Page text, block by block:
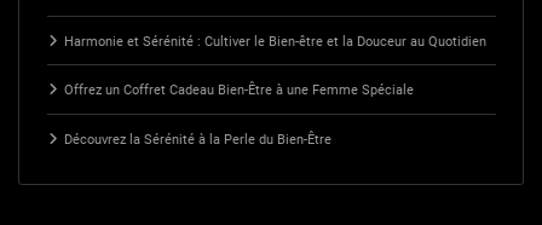
Harmonie et Sérénité : Cultiver le Bien-être et la Douceur au Quotidien
Offrez un Coffret Cadeau Bien-Être à une Femme Spéciale
Découvrez la Sérénité à la Perle du Bien-Être